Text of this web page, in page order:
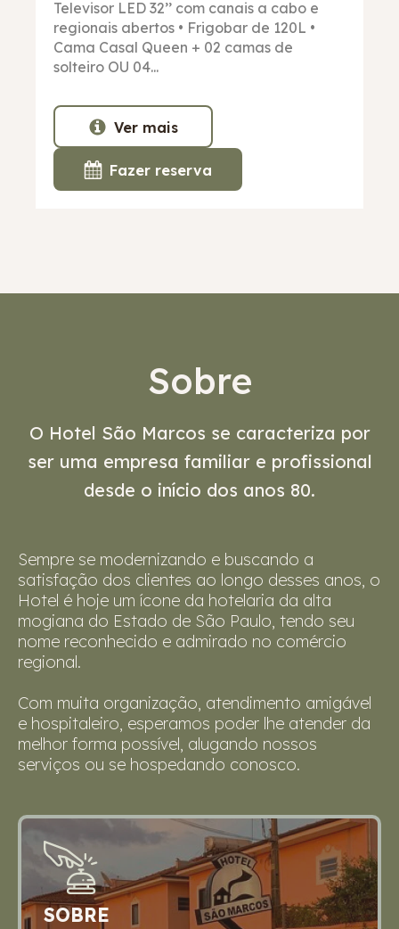
Televisor LED 32’’ com canais a cabo e
regionais abertos • Frigobar de 120L •
Cama Casal Queen + 02 camas de
solteiro OU 04...
Ver mais
Fazer reserva
Sobre
O Hotel São Marcos se caracteriza por
ser uma empresa familiar e profissional
desde o início dos anos 80.
Sempre se modernizando e buscando a
satisfação dos clientes ao longo desses anos, o
Hotel é hoje um ícone da hotelaria da alta
mogiana do Estado de São Paulo, tendo seu
nome reconhecido e admirado no comércio
regional.
Com muita organização, atendimento amigável
e hospitaleiro, esperamos poder lhe atender da
melhor forma possível, alugando nossos
serviços ou se hospedando conosco.
SOBRE